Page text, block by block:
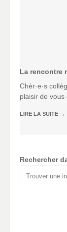
La rencontre
Chèr·e·s
plaisir de vous
LIRE LA SUITE →
Rechercher